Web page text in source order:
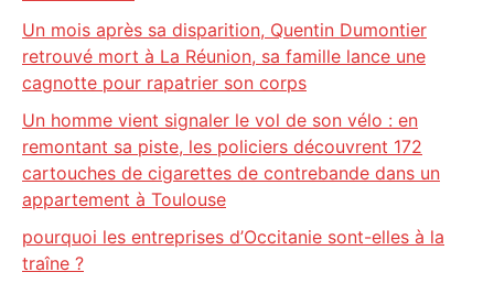
Un mois après sa disparition, Quentin Dumontier
retrouvé mort à La Réunion, sa famille lance une
cagnotte pour rapatrier son corps
Un homme vient signaler le vol de son vélo : en
remontant sa piste, les policiers découvrent 172
cartouches de cigarettes de contrebande dans un
appartement à Toulouse
pourquoi les entreprises d’Occitanie sont-elles à la
traîne ?